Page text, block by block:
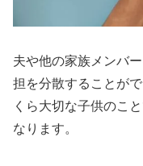
夫や他の家族メンバ
担を分散することが
くら大切な子供のこ
なります。